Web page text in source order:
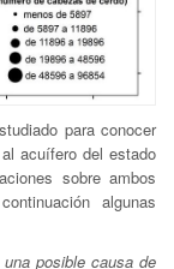
para conocer
acuífero del estado
sobre ambos
algunas
posible causa de